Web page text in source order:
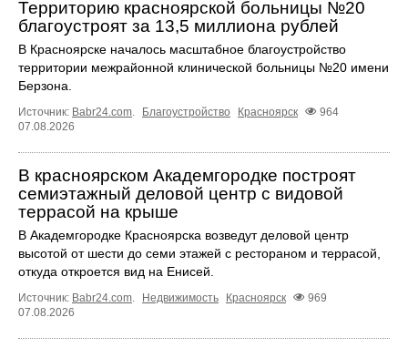
Территорию красноярской больницы №20
благоустроят за 13,5 миллиона рублей
В Красноярске началось масштабное благоустройство
территории межрайонной клинической больницы №20 имени
Берзона.
Источник: Babr24.com. Благоустройство Красноярск
964
07.08.2026
В красноярском Академгородке построят
семиэтажный деловой центр с видовой
террасой на крыше
В Академгородке Красноярска возведут деловой центр
высотой от шести до семи этажей с рестораном и террасой,
откуда откроется вид на Енисей.
Источник: Babr24.com. Недвижимость Красноярск
969
07.08.2026